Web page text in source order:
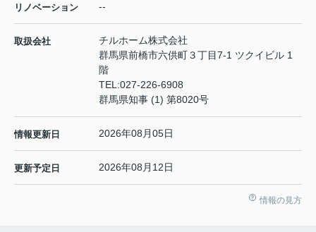
リノベーション --
取扱会社
チルホーム株式会社
群馬県前橋市六供町３丁目7-1 ツクイビル 1
階
TEL:027-226-6908
群馬県知事 (1) 第8020号
情報更新日 2026年08月05日
更新予定日 2026年08月12日
情報の見方